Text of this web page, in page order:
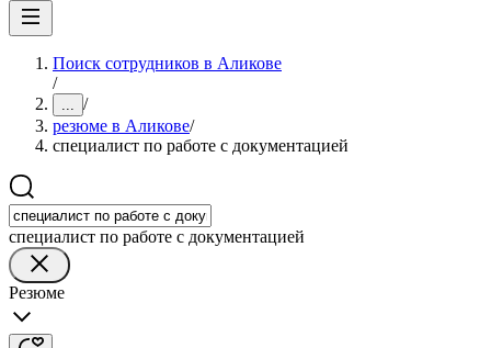
Поиск сотрудников в Аликове
/
... /
резюме в Аликове/
специалист по работе с документацией
специалист по работе с документацией
Резюме